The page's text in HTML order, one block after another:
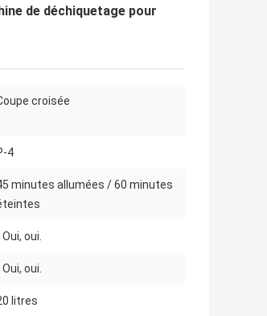
de déchiquetage pour
croisée
4
minutes allumées / 60 minutes
Oui, oui.
Oui, oui.
litres